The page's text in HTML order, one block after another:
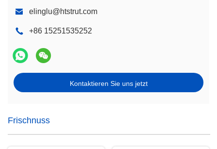
elinglu@htstrut.com
+86 15251535252
Kontaktieren Sie uns jetzt
Frischnuss